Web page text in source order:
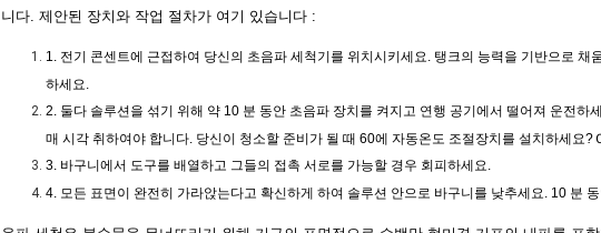
니다. 제안된 장치와 작업 절차가 여기 있습니다 :
1. 전기 콘센트에 근접하여 당신의 초음파 세척기를 위치시키세요. 탱크의 능력을 기반으로 채
하세요.
2. 둘다 솔루션을 섞기 위해 약 10 분 동안 초음파 장치를 켜지고 연행 공기에서 떨어져 운전하
매 시각 취하여야 합니다. 당신이 청소할 준비가 될 때 60에 자동온도 조절장치를 설치하세요?
3. 바구니에서 도구를 배열하고 그들의 접촉 서로를 가능할 경우 회피하세요.
4. 모든 표면이 완전히 가라앉는다고 확신하게 하여 솔루션 안으로 바구니를 낮추세요. 10 분